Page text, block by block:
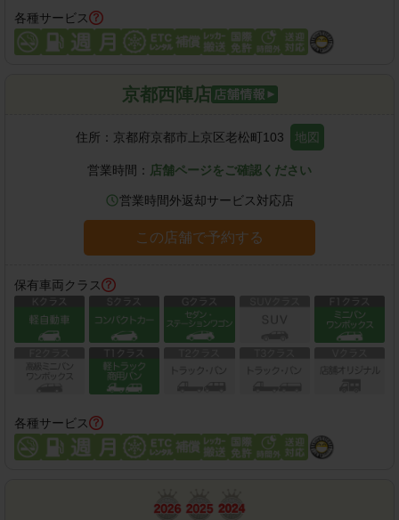
各種サービス
京都西陣店
住所： 京都府京都市上京区老松町103 地図
営業時間： 店舗ページをご確認ください
営業時間外返却サービス対応店
この店舗で予約する
保有車両クラス
各種サービス